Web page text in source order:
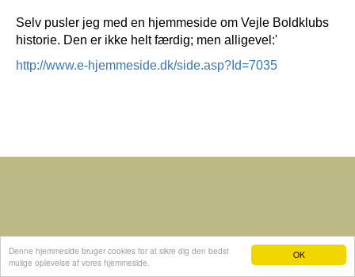
OK
Denne hjemmeside bruger cookies for at sikre dig den bedst
mulige oplevelse af vores hjemmeside.
Selv pusler jeg med en hjemmeside om Vejle Boldklubs
historie. Den er ikke helt færdig; men alligevel:'
http://www.e-hjemmeside.dk/side.asp?Id=7035
Hjemmeside fra e-hjemmeside.dk